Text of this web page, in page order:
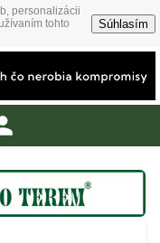
personalizácii
tohto
Súhlasím